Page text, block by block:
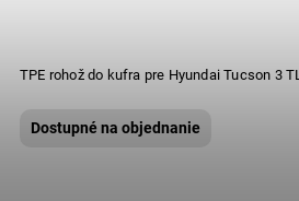
TPE rohož do kufra pre Hyundai Tucson 3
Dostupné na objednanie